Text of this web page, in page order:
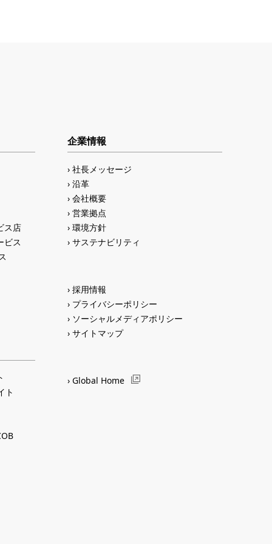
ス店
ビス
ト
企業情報
社長メッセージ
沿革
会社概要
営業拠点
環境方針
サステナビリティ
採用情報
プライバシーポリシー
ソーシャルメディアポリシー
サイトマップ
Global Home